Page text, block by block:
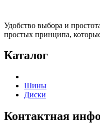
Удобство выбора и
простых принципа,
Каталог
Шины
Диски
Контактная